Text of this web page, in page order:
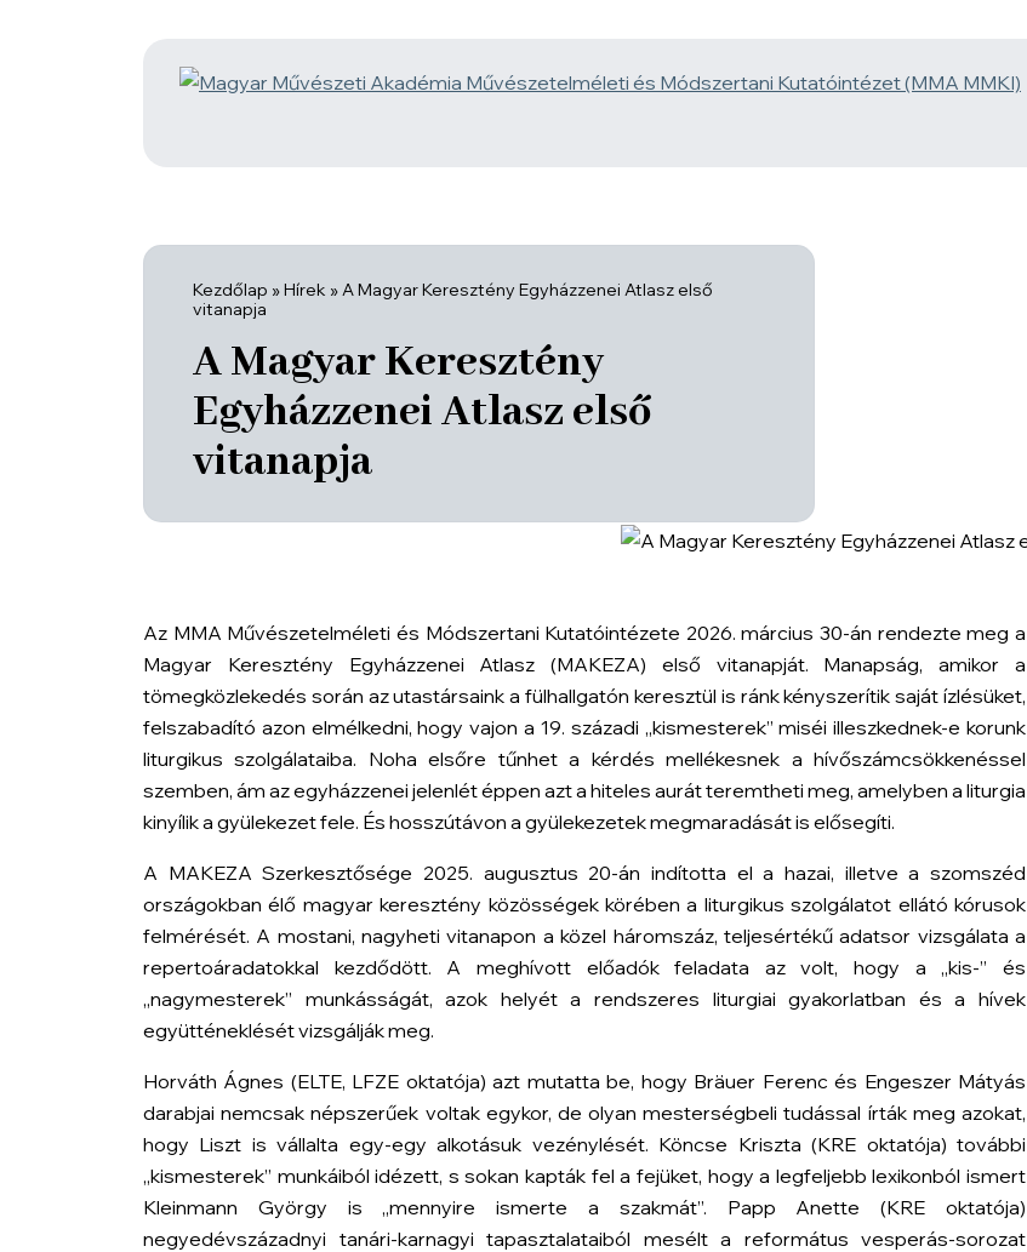
Kezdőlap »Hírek »A Magyar Keresztény Egyházzenei Atlasz első
vitanapja
A Magyar Keresztény
Egyházzenei Atlasz első
vitanapja
Az MMA Művészetelméleti és Módszertani Kutatóintézete 2026. március 30-án rendezte meg a
Magyar Keresztény Egyházzenei Atlasz (MAKEZA) első vitanapját. Manapság, amikor a
tömegközlekedés során az utastársaink a fülhallgatón keresztül is ránk kényszerítik saját ízlésüket,
felszabadító azon elmélkedni, hogy vajon a 19. századi „kismesterek” miséi illeszkednek-e korunk
liturgikus szolgálataiba. Noha elsőre tűnhet a kérdés mellékesnek a hívőszámcsökkenéssel
szemben, ám az egyházzenei jelenlét éppen azt a hiteles aurát teremtheti meg, amelyben a liturgia
kinyílik a gyülekezet fele. És hosszútávon a gyülekezetek megmaradását is elősegíti.
A MAKEZA Szerkesztősége 2025. augusztus 20-án indította el a hazai, illetve a szomszéd
országokban élő magyar keresztény közösségek körében a liturgikus szolgálatot ellátó kórusok
felmérését. A mostani, nagyheti vitanapon a közel háromszáz, teljesértékű adatsor vizsgálata a
repertoáradatokkal kezdődött. A meghívott előadók feladata az volt, hogy a „kis-” és
„nagymesterek” munkásságát, azok helyét a rendszeres liturgiai gyakorlatban és a hívek
együtténeklését vizsgálják meg.
Horváth Ágnes (ELTE, LFZE oktatója) azt mutatta be, hogy Bräuer Ferenc és Engeszer Mátyás
darabjai nemcsak népszerűek voltak egykor, de olyan mesterségbeli tudással írták meg azokat,
hogy Liszt is vállalta egy-egy alkotásuk vezénylését. Köncse Kriszta (KRE oktatója) további
„kismesterek” munkáiból idézett, s sokan kapták fel a fejüket, hogy a legfeljebb lexikonból ismert
Kleinmann György is „mennyire ismerte a szakmát”. Papp Anette (KRE oktatója)
negyedévszázadnyi tanári-karnagyi tapasztalataiból mesélt a református vesperás-sorozat